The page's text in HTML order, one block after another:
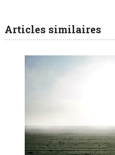
Articles similaires